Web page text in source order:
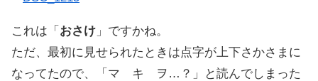
これは「 おさけ 」ですかね。
ただ、最初に見せられたときは点字が上下さかさまに
なってたので、「マ キ ヲ…？」と読んでしまった